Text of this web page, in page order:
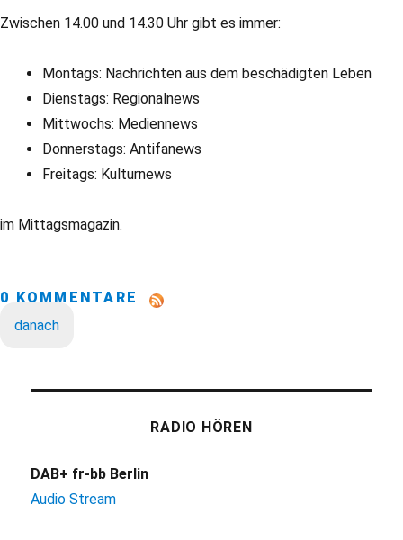
Zwischen 14.00 und 14.30 Uhr gibt es immer:
Montags: Nachrichten aus dem beschädigten Leben
Dienstags: Regionalnews
Mittwochs: Mediennews
Donnerstags: Antifanews
Freitags: Kulturnews
im Mittagsmagazin.
0 KOMMENTARE
danach
RADIO HÖREN
DAB+ fr-bb Berlin
Audio Stream